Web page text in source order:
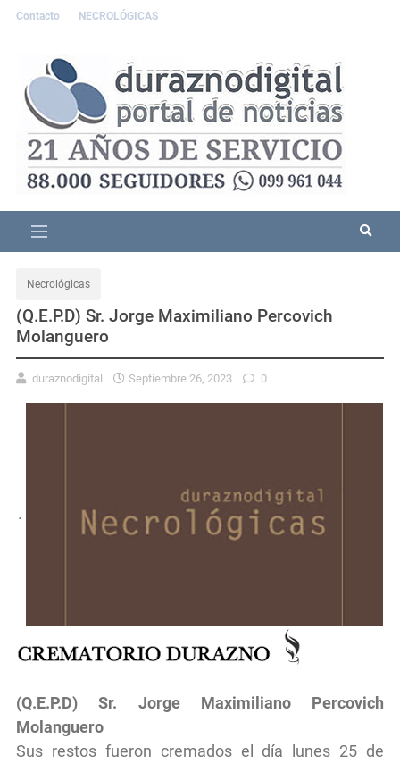
Contacto NECROLÓGICAS
Necrológicas
(Q.E.P.D) Sr. Jorge Maximiliano Percovich
Molanguero
duraznodigital Septiembre 26, 2023 0
.
(Q.E.P.D)Sr. Jorge Maximiliano Percovich
Molanguero
Sus restos fueron cremados el día lunes 25 de